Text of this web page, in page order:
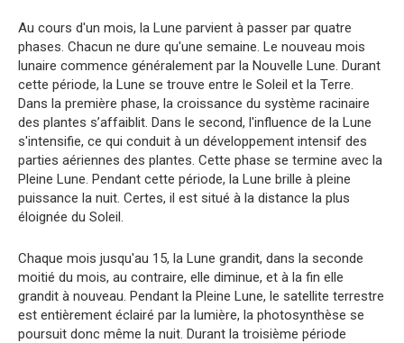
Au cours d'un mois, la Lune parvient à passer par quatre
phases. Chacun ne dure qu'une semaine. Le nouveau mois
lunaire commence généralement par la Nouvelle Lune. Durant
cette période, la Lune se trouve entre le Soleil et la Terre.
Dans la première phase, la croissance du système racinaire
des plantes s’affaiblit. Dans le second, l'influence de la Lune
s'intensifie, ce qui conduit à un développement intensif des
parties aériennes des plantes. Cette phase se termine avec la
Pleine Lune. Pendant cette période, la Lune brille à pleine
puissance la nuit. Certes, il est situé à la distance la plus
éloignée du Soleil.
Chaque mois jusqu'au 15, la Lune grandit, dans la seconde
moitié du mois, au contraire, elle diminue, et à la fin elle
grandit à nouveau. Pendant la Pleine Lune, le satellite terrestre
est entièrement éclairé par la lumière, la photosynthèse se
poursuit donc même la nuit. Durant la troisième période